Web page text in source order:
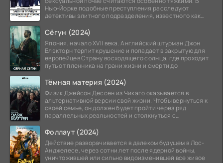
Нью-Йорке подобные преступления расследуют
детективы элитного подразделения, известного как
Сёгун (2024)
Япония, начало XVII века. Английский штурман Джон
Блэкторн терпит крушение и попадает в закрытую для
европейцев Страну восходящего солнца, где проходит
путь от пленника на грани жизни и смерти до
Тёмная материя (2024)
Физик Джейсон Дессен из Чикаго оказывается в
альтернативной версии свой жизни. Чтобы вернуться к
своей семье, он должен будет пройти через ряд
параллельных реальностей и столкнуться с
Фоллаут (2024)
Действие разворачивается в далеком будущем в Лос-
Анджелесе, через сотни лет после ядерной войны,
уничтожившей или сильно видоизменившей все живое